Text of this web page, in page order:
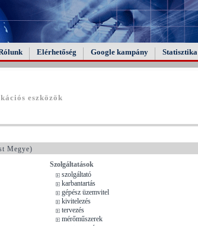
Elérhetőség Google kampány Statisztika
eszközök
Megye)
Szolgáltatások
szolgáltató
karbantartás
gépész üzemvitel
kivitelezés
tervezés
mérőműszerek